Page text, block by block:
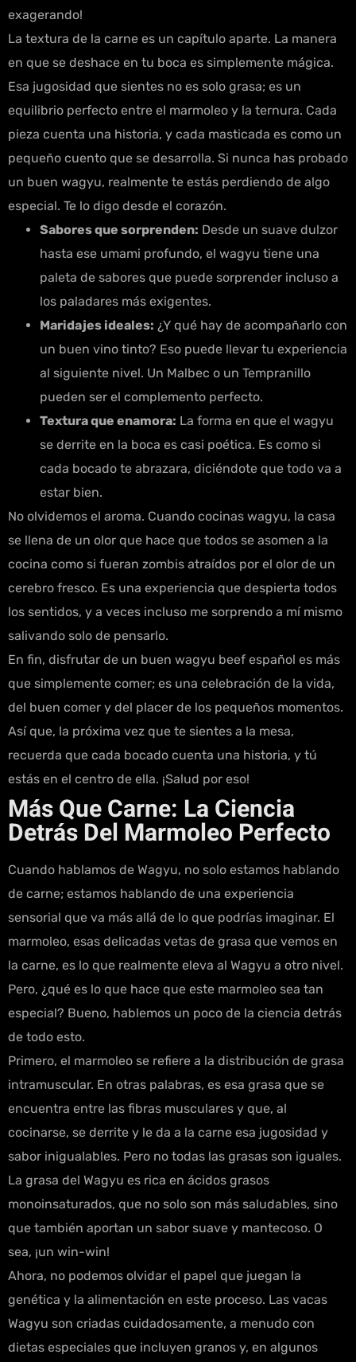
exagerando!
La textura de la carne es un capítulo aparte. La manera
en que se deshace en tu boca es simplemente mágica.
Esa jugosidad que sientes no es solo grasa; es un
equilibrio perfecto entre el marmoleo y la ternura. Cada
pieza cuenta una historia, y cada masticada es como un
pequeño cuento que se desarrolla. Si nunca has probado
un buen wagyu, realmente te estás perdiendo de algo
especial. Te lo digo desde el corazón.
Sabores que sorprenden: Desde un suave dulzor
hasta ese umami profundo, el wagyu tiene una
paleta de sabores que puede sorprender incluso a
los paladares más exigentes.
Maridajes ideales: ¿Y qué hay de acompañarlo con
un buen vino tinto? Eso puede llevar tu experiencia
al siguiente nivel. Un Malbec o un Tempranillo
pueden ser el complemento perfecto.
Textura que enamora: La forma en que el wagyu
se derrite en la boca es casi poética. Es como si
cada bocado te abrazara, diciéndote que todo va a
estar bien.
No olvidemos el aroma. Cuando cocinas wagyu, la casa
se llena de un olor que hace que todos se asomen a la
cocina como si fueran zombis atraídos por el olor de un
cerebro fresco. Es una experiencia que despierta todos
los sentidos, y a veces incluso me sorprendo a mí mismo
salivando solo de pensarlo.
En fin, disfrutar de un buen wagyu beef español es más
que simplemente comer; es una celebración de la vida,
del buen comer y del placer de los pequeños momentos.
Así que, la próxima vez que te sientes a la mesa,
recuerda que cada bocado cuenta una historia, y tú
estás en el centro de ella. ¡Salud por eso!
Más Que Carne: La Ciencia
Detrás Del Marmoleo Perfecto
Cuando hablamos de Wagyu, no solo estamos hablando
de carne; estamos hablando de una experiencia
sensorial que va más allá de lo que podrías imaginar. El
marmoleo, esas delicadas vetas de grasa que vemos en
la carne, es lo que realmente eleva al Wagyu a otro nivel.
Pero, ¿qué es lo que hace que este marmoleo sea tan
especial? Bueno, hablemos un poco de la ciencia detrás
de todo esto.
Primero, el marmoleo se refiere a la distribución de grasa
intramuscular. En otras palabras, es esa grasa que se
encuentra entre las fibras musculares y que, al
cocinarse, se derrite y le da a la carne esa jugosidad y
sabor inigualables. Pero no todas las grasas son iguales.
La grasa del Wagyu es rica en ácidos grasos
monoinsaturados, que no solo son más saludables, sino
que también aportan un sabor suave y mantecoso. O
sea, ¡un win-win!
Ahora, no podemos olvidar el papel que juegan la
genética y la alimentación en este proceso. Las vacas
Wagyu son criadas cuidadosamente, a menudo con
dietas especiales que incluyen granos y, en algunos